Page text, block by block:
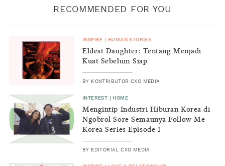
RECOMMENDED FOR YOU
INSPIRE HUMAN STORIES
Eldest Daughter: Tentang Menjadi
Kuat Sebelum Siap
BY KONTRIBUTOR CXO MEDIA
INTEREST HOME
Mengintip Industri Hiburan Korea di
Ngobrol Sore Semaunya Follow Me
Korea Series Episode 1
BY EDITORIAL CXO MEDIA